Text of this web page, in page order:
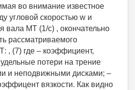
во внимание известное
угловой скоростью w и
вала МТ (1/c) , окончательно
рассматриваемого
, (7) где – коэффициент,
потери на трение
и неподвижными дисками; –
вязкости. Как видно